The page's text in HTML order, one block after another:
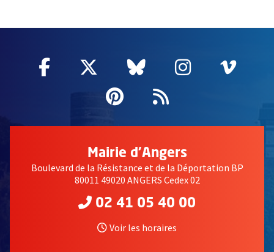
Facebook
, Ouvre une nouvelle fenêtre
Twitter
, Ouvre une nouvelle
Bluesky
, Ouvre une
Instagram
, Ouvre
,
Pinterest
, Ouvre une
Flux RSS
Mairie d'Angers
Boulevard de la Résistance et de la Déportation BP
80011 49020 ANGERS Cedex 02
02 41 05 40 00
Voir les horaires